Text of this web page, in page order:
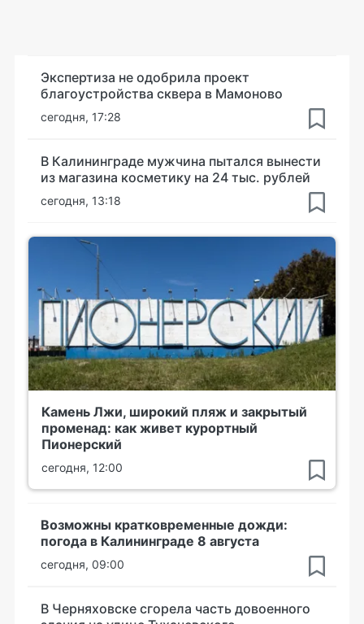
Экспертиза не одобрила проект
благоустройства сквера в Мамоново
сегодня, 17:28
В Калининграде мужчина пытался вынести
из магазина косметику на 24 тыс. рублей
сегодня, 13:18
Камень Лжи, широкий пляж и закрытый
променад: как живет курортный
Пионерский
сегодня, 12:00
Возможны кратковременные дожди:
погода в Калининграде 8 августа
сегодня, 09:00
В Черняховске сгорела часть довоенного